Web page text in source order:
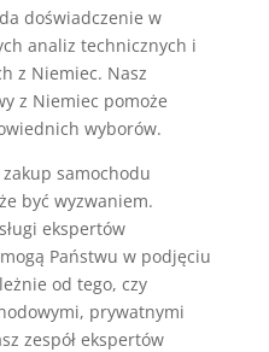
doświadczenie w
analiz technicznych i
z Niemiec. Nasz
z Niemiec pomoże
wyborów.
zakup samochodu
być wyzwaniem.
ekspertów
Państwu w podjęciu
od tego, czy
prywatnymi
zespół ekspertów